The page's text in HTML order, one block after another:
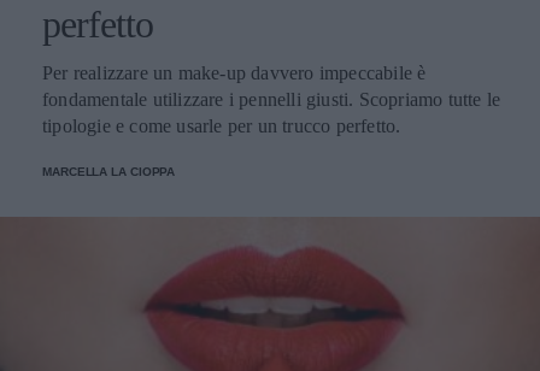
perfetto
Per realizzare un make-up davvero impeccabile è
fondamentale utilizzare i pennelli giusti. Scopriamo tutte le
tipologie e come usarle per un trucco perfetto.
MARCELLA LA CIOPPA